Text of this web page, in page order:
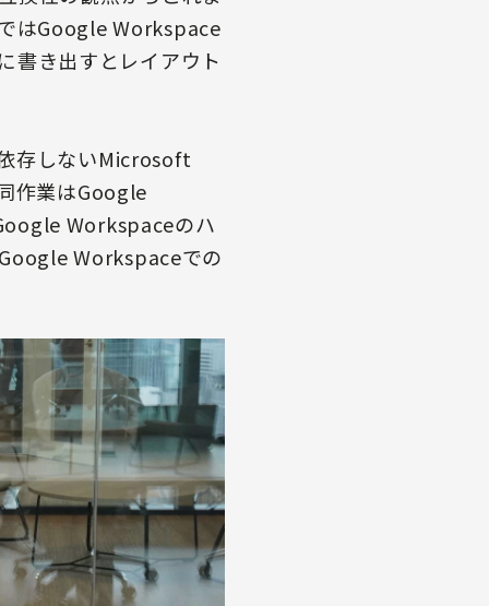
はGoogle Workspace
書き出すとレイアウト
存しないMicrosoft
作業はGoogle
Workspaceのハ
Workspaceでの